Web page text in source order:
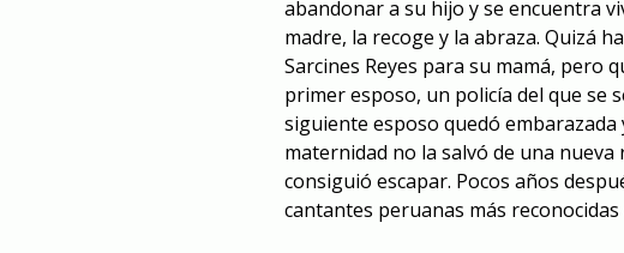
abandonar a su hijo y se encuentra
madre, la recoge y la abraza. Quizá
Sarcines Reyes para su mamá, pero
primer esposo, un policía del que se
siguiente esposo quedó
maternidad no la salvó de una
consiguió escapar. Pocos años
cantantes peruanas más